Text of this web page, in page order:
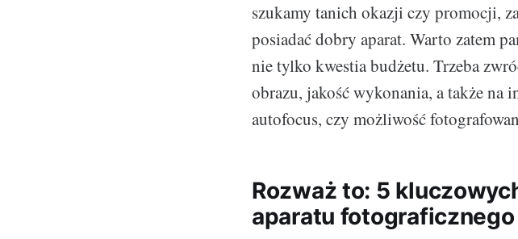
szukamy tanich okazji czy promocji,
posiadać dobry aparat. Warto zatem
nie tylko kwestia budżetu. Trzeba
obrazu, jakość wykonania, a także na
autofocus, czy możliwość
Rozważ to: 5
aparatu fotograficznego